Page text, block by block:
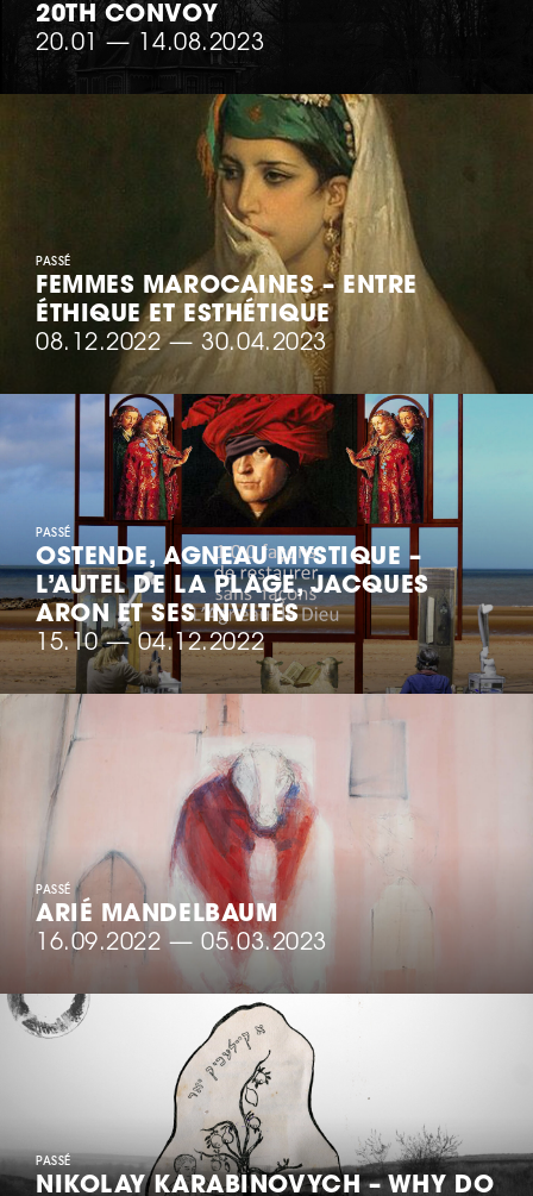
20TH CONVOY
20.01— 14.08.2023
PASSÉ
FEMMES MAROCAINES – ENTRE
ÉTHIQUE ET ESTHÉTIQUE
08.12.2022— 30.04.2023
PASSÉ
OSTENDE, AGNEAU MYSTIQUE –
L’AUTEL DE LA PLAGE, JACQUES
ARON ET SES INVITÉS
15.10—04.12.2022
PASSÉ
ARIÉ MANDELBAUM
16.09.2022— 05.03.2023
PASSÉ
NIKOLAY KARABINOVYCH – WHY DO